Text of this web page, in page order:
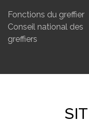
Fonctions du greffier
Conseil national des
greffiers